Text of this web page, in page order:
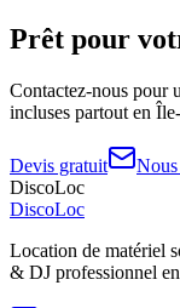
Prêt pour
Contactez-nous pour
incluses partout en
Devis gratuit
DiscoLoc
DiscoLoc
Location de matériel
& DJ professionnel en